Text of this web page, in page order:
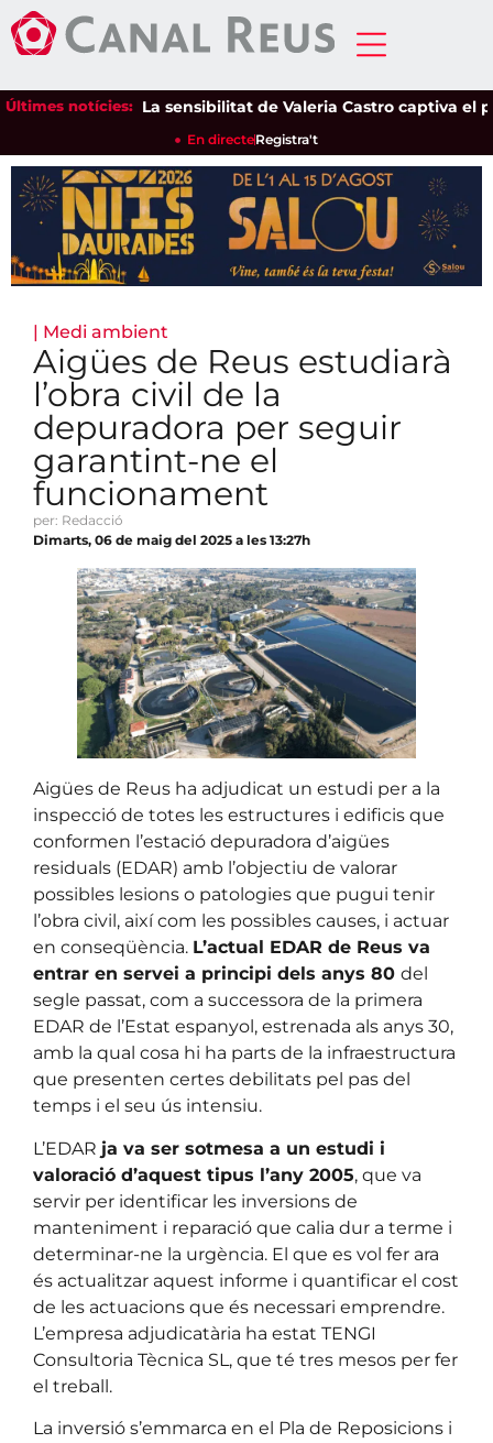
Últimes notícies:La sensibilitat de Valeria Castro captiva el
En directeRegistra't
| Medi ambient
Aigües de Reus estudiarà
l’obra civil de la
depuradora per seguir
garantint-ne el
funcionament
per: Redacció
Dimarts, 06 de maig del 2025 a les 13:27h
Aigües de Reus ha adjudicat un estudi per a la
inspecció de totes les estructures i edificis que
conformen l’estació depuradora d’aigües
residuals (EDAR) amb l’objectiu de valorar
possibles lesions o patologies que pugui tenir
l’obra civil, així com les possibles causes, i actuar
en conseqüència. L’actual EDAR de Reus va
entrar en servei a principi dels anys 80 del
segle passat, com a successora de la primera
EDAR de l’Estat espanyol, estrenada als anys 30,
amb la qual cosa hi ha parts de la infraestructura
que presenten certes debilitats pel pas del
temps i el seu ús intensiu.
L’EDAR ja va ser sotmesa a un estudi i
valoració d’aquest tipus l’any 2005, que va
servir per identificar les inversions de
manteniment i reparació que calia dur a terme i
determinar-ne la urgència. El que es vol fer ara
és actualitzar aquest informe i quantificar el cost
de les actuacions que és necessari emprendre.
L’empresa adjudicatària ha estat TENGI
Consultoria Tècnica SL, que té tres mesos per fer
el treball.
La inversió s’emmarca en el Pla de Reposicions i